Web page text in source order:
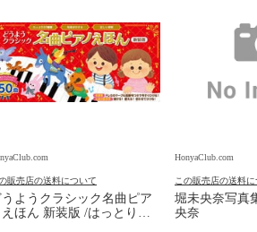
販売店の送料について
うようクラシック名曲ピア
えほん 新装版 /はっとりな
HonyaClub.com
この販売店の送料に
堀未央奈写真
央奈